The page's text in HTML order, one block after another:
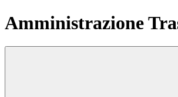
Amministrazione